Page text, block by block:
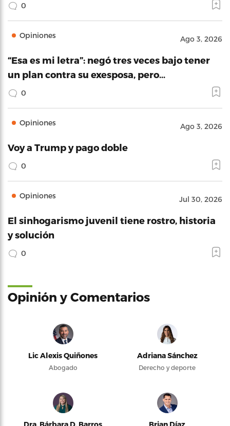
0
Opiniones Ago 3, 2026
“Esa es mi letra”: negó tres veces bajo tener
un plan contra su exesposa, pero…
0
Opiniones Ago 3, 2026
Voy a Trump y pago doble
0
Opiniones Jul 30, 2026
El sinhogarismo juvenil tiene rostro, historia
y solución
0
Opinión y Comentarios
Lic Alexis Quiñones
Abogado
Adriana Sánchez
Derecho y deporte
Dra. Bárbara D. Barros Brian Díaz